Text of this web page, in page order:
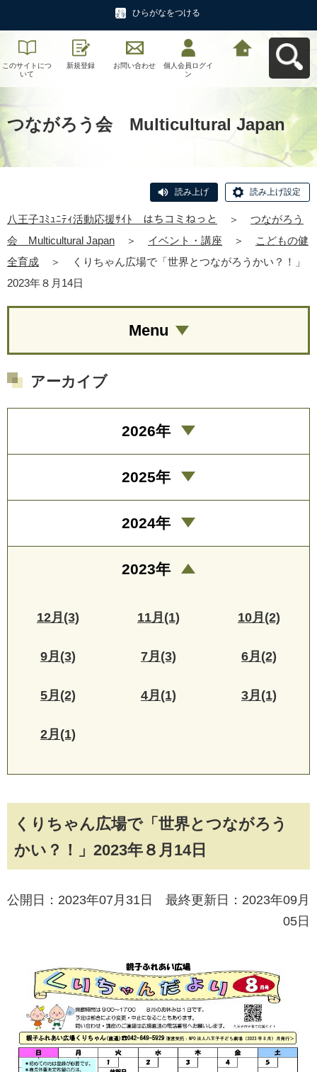
ひらがなをつける
このサイトにつ
いて
新規登録 お問い合わせ
個人会員ログイ
ン
つながろう会 Multicultural Japan
読み上げ 読み上げ設定
八王子ｺﾐｭﾆﾃｨ活動応援ｻｲﾄ はちコミねっと ＞
つながろう
会 Multicultural Japan
＞ イベント・講座 ＞
こどもの健
全育成
＞
くりちゃん広場で「世界とつながろうかい？！」
2023年８月14日
くりちゃん広場で「世界とつながろう
かい？！」2023年８月14日
公開日：2023年07月31日 最終更新日：2023年09月
05日
Menu
アーカイブ
2026年
2025年
2024年
2023年
12月(3) 11月(1) 10月(2)
9月(3) 7月(3) 6月(2)
5月(2) 4月(1) 3月(1)
2月(1)